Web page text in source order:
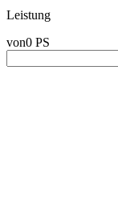
Leistung
von0 PS